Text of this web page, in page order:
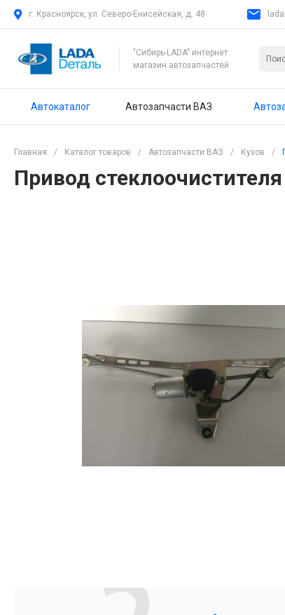
г. Красноярск, ул. Северо-Енисейская, д. 48
"Сибирь-LADA" интернет
магазин автозапчастей
Автокаталог Автозапчасти ВАЗ
Главная / Каталог товаров / Автозапчасти ВАЗ / Кузов /
Привод